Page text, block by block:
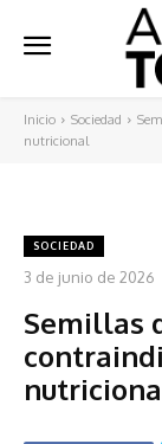
Inicio Sociedad
nutricional
SOCIEDAD
3 de junio de 2026
Semillas